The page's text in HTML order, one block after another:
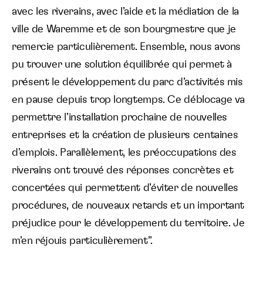
avec les riverains, avec l’aide et la médiation de la
ville de Waremme et de son bourgmestre que je
remercie particulièrement. Ensemble, nous avons
pu trouver une solution équilibrée qui permet à
présent le développement du parc d’activités mis
en pause depuis trop longtemps. Ce déblocage va
permettre l’installation prochaine de nouvelles
entreprises et la création de plusieurs centaines
d’emplois. Parallèlement, les préoccupations des
riverains ont trouvé des réponses concrètes et
concertées qui permettent d’éviter de nouvelles
procédures, de nouveaux retards et un important
préjudice pour le développement du territoire. Je
m’en réjouis particulièrement”.